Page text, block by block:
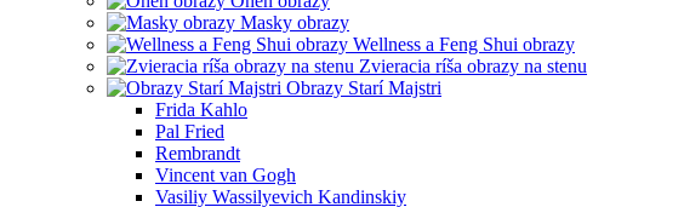
Masky obrazy
Wellness a Feng Shui obrazy
Zvieracia ríša obrazy na stenu
Obrazy Starí Majstri
Frida Kahlo
Pal Fried
Rembrandt
Vincent van Gogh
Vasiliy Wassilyevich Kandinskiy